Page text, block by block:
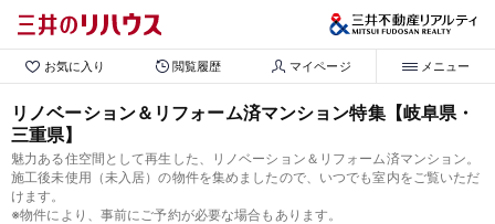
お気に入り 閲覧履歴 マイページ メニュー
リノベーション＆リフォーム済マンション特集【岐阜県・
三重県】
魅力ある住空間として再生した、リノベーション＆リフォーム済マンション。
施工後未使用（未入居）の物件を集めましたので、いつでも室内をご覧いただ
けます。
※物件により、事前にご予約が必要な場合もあります。